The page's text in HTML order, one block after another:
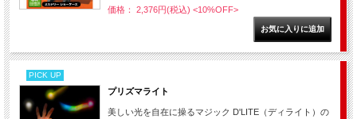
価格： 2,376円(税込) <10%OFF>
PICK UP
プリズマライト
美しい光を自在に操るマジック D'LITE（ディライト）の